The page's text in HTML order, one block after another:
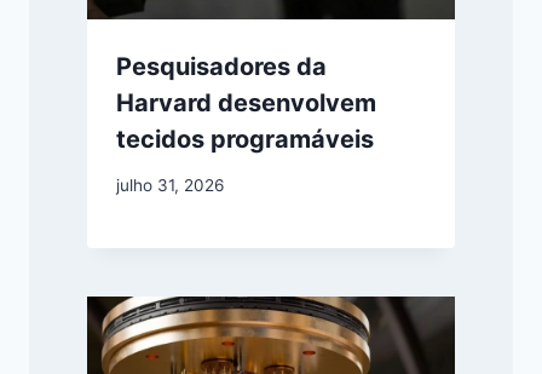
Pesquisadores da
Harvard desenvolvem
tecidos programáveis
julho 31, 2026